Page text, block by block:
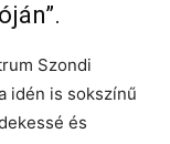
Szondi
idén is sokszínű
és